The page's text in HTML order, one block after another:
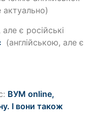
є російські
(англійською, але є
ВУМ online,
І вони також